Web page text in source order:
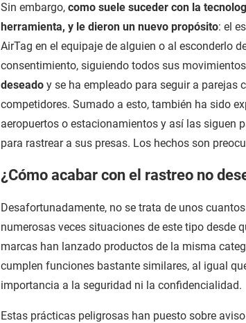
Sin embargo, como suele suceder con la
herramienta, y le dieron un nuevo propósito: el
AirTag en el equipaje de alguien o al esconderlo
consentimiento, siguiendo todos sus
deseado y se ha empleado para seguir a parejas
competidores. Sumado a esto, también ha sido
aeropuertos o estacionamientos y así las siguen
para rastrear a sus presas. Los hechos son
¿Cómo acabar con el rastreo no
Desafortunadamente, no se trata de unos
numerosas veces situaciones de este tipo desde
marcas han lanzado productos de la misma
cumplen funciones bastante similares, al igual
importancia a la seguridad ni la confidencialidad.
Estas prácticas peligrosas han puesto sobre